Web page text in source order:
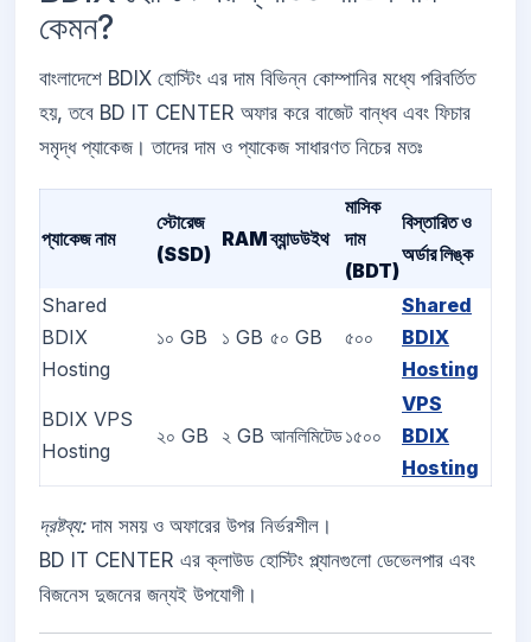
কেমন?
বাংলাদেশে BDIX হোস্টিং এর দাম বিভিন্ন কোম্পানির মধ্যে পরিবর্তিত
হয়, তবে BD IT CENTER অফার করে বাজেট বান্ধব এবং ফিচার
সমৃদ্ধ প্যাকেজ। তাদের দাম ও প্যাকেজ সাধারণত নিচের মতঃ
প্যাকেজ নাম
স্টোরেজ
(SSD)
RAMব্যান্ডউইথ
মাসিক
দাম
(BDT)
বিস্তারিত ও
অর্ডার লিঙ্ক
Shared
BDIX
Hosting
১০ GB ১ GB ৫০ GB ৫০০
Shared
BDIX
Hosting
BDIX VPS
Hosting
২০ GB ২ GB আনলিমিটেড১৫০০
VPS
BDIX
Hosting
দ্রষ্টব্য:দাম সময় ও অফারের উপর নির্ভরশীল।
BD IT CENTER এর ক্লাউড হোস্টিং প্ল্যানগুলো ডেভেলপার এবং
বিজনেস দুজনের জন্যই উপযোগী।